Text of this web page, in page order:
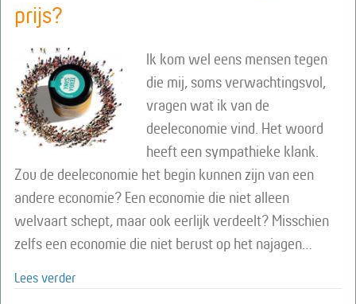
prijs?
Ik kom wel eens mensen tegen
die mij, soms verwachtingsvol,
vragen wat ik van de
deeleconomie vind. Het woord
heeft een sympathieke klank.
Zou de deeleconomie het begin kunnen zijn van een
andere economie? Een economie die niet alleen
welvaart schept, maar ook eerlijk verdeelt? Misschien
zelfs een economie die niet berust op het najagen…
Lees verder